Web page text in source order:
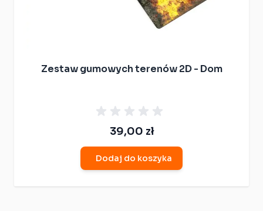
Zestaw gumowych terenów 2D - Dom
39,00 zł
Dodaj do koszyka